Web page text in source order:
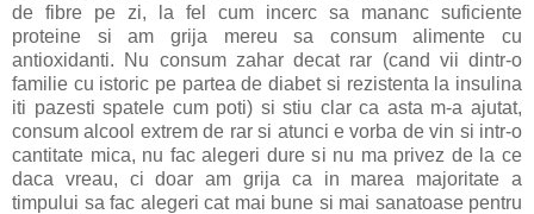
de fibre pe zi, la fel cum incerc sa mananc suficiente
proteine si am grija mereu sa consum alimente cu
antioxidanti. Nu consum zahar decat rar (cand vii dintr-o
familie cu istoric pe partea de diabet si rezistenta la insulina
iti pazesti spatele cum poti) si stiu clar ca asta m-a ajutat,
consum alcool extrem de rar si atunci e vorba de vin si intr-o
cantitate mica, nu fac alegeri dure si nu ma privez de la ce
daca vreau, ci doar am grija ca in marea majoritate a
timpului sa fac alegeri cat mai bune si mai sanatoase pentru